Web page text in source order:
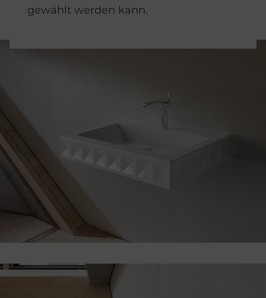
gewählt werden kann.